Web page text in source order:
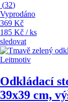
(32)
Vyprodáno
369 Kč
185 Kč / ks
sledovat
Leitmotiv
Odkládací
39x39 cm,